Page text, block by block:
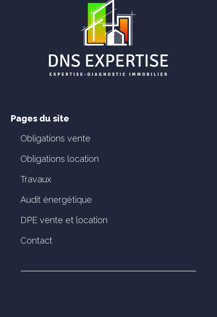
Pages du site
Obligations vente
Obligations location
Travaux
Audit énergétique
DPE vente et location
Contact